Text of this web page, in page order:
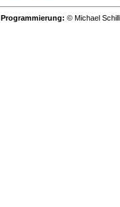
Programmierung: © Michael